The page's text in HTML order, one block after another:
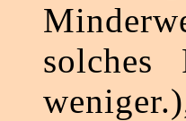
solches